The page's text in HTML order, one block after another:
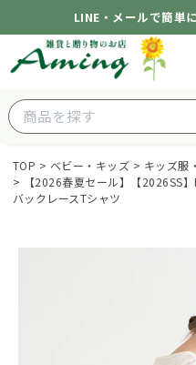
LINE・メールで簡単
TOP ベビー・キッズ キッズ服
【2026春夏セール】【2026SS
バックレースTシャツ